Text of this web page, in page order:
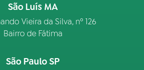
São Luís MA
Vieira da Silva, nº 126
Bairro de Fátima
São Paulo SP